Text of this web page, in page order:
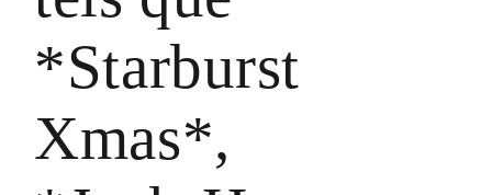
*Starburst
Xmas*,